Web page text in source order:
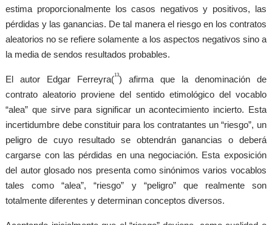
estima proporcionalmente los casos negativos y positivos, las
pérdidas y las ganancias. De tal manera el riesgo en los contratos
aleatorios no se refiere solamente a los aspectos negativos sino a
la media de sendos resultados probables.
El autor Edgar Ferreyra(13) afirma que la denominación de
contrato aleatorio proviene del sentido etimológico del vocablo
“alea” que sirve para significar un acontecimiento incierto. Esta
incertidumbre debe constituir para los contratantes un “riesgo”, un
peligro de cuyo resultado se obtendrán ganancias o deberá
cargarse con las pérdidas en una negociación. Esta exposición
del autor glosado nos presenta como sinónimos varios vocablos
tales como “alea”, “riesgo” y “peligro” que realmente son
totalmente diferentes y determinan conceptos diversos.